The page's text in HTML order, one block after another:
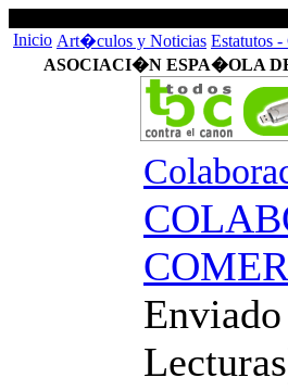
Inicio Art�culos y Noticias Estatutos
ASOCIACI�N ESPA�OLA
Lecturas